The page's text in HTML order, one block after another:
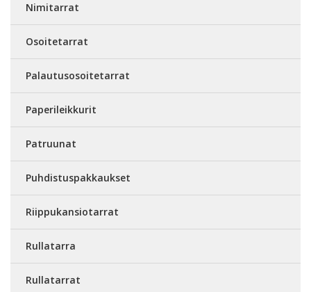
Nimitarrat
Osoitetarrat
Palautusosoitetarrat
Paperileikkurit
Patruunat
Puhdistuspakkaukset
Riippukansiotarrat
Rullatarra
Rullatarrat